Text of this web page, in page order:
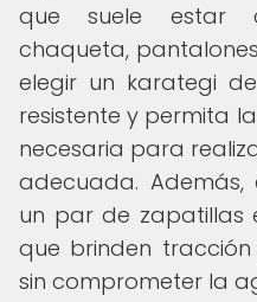
que suele estar
chaqueta,
elegir un karategi
resistente y permita
necesaria para
adecuada.
un par de zapatillas
que brinden
sin comprometer la